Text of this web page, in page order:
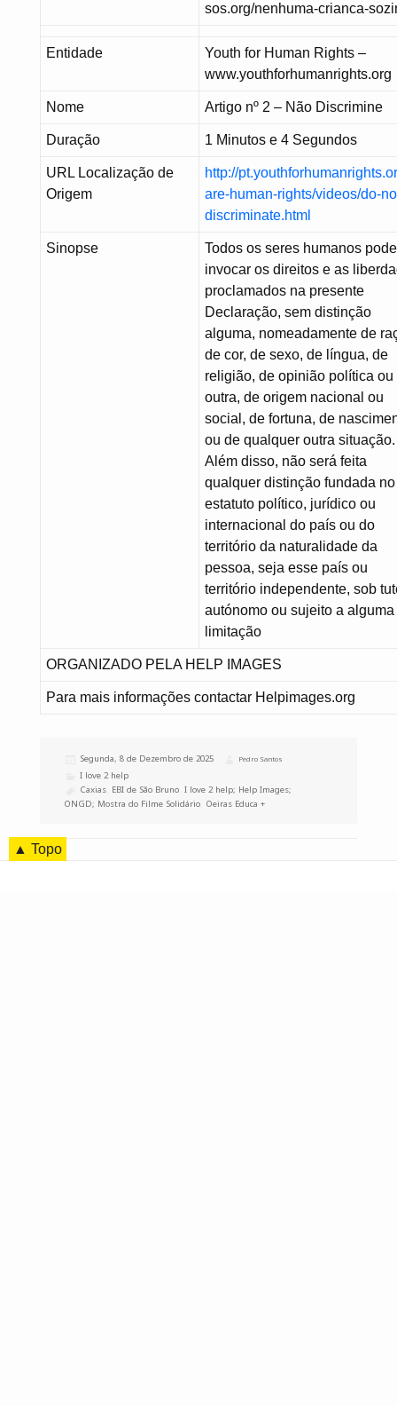
sos.org/nenhuma-crianca-
Entidade
Youth for Human Rights –
www.youthforhumanrights.org
Nome Artigo nº 2 – Não Discrimine
Duração 1 Minutos e 4 Segundos
URL Localização de
Origem
http://
are-human-rights/videos/do-
discriminate.html
Sinopse
Todos os seres humanos
invocar os direitos e as
proclamados na presente
Declaração, sem distinção
alguma, nomeadamente de
de cor, de sexo, de língua, de
religião, de opinião política ou
outra, de origem nacional ou
social, de fortuna, de
ou de qualquer outra situação.
Além disso, não será feita
qualquer distinção fundada no
estatuto político, jurídico ou
internacional do país ou do
território da naturalidade da
pessoa, seja esse país ou
território independente, sob
autónomo ou sujeito a alguma
limitação
ORGANIZADO PELA HELP IMAGES
Para mais informações contactar Helpimages.org
Publicado
Segunda, 8 de Dezembro de 2025 Autor
Pedro Santos
Categorias
I love 2 help
Etiquetas
Caxias EBI de São Bruno ,I love 2 help; Help Images;
ONGD; Mostra do Filme Solidário Oeiras Educa +
▲ Topo